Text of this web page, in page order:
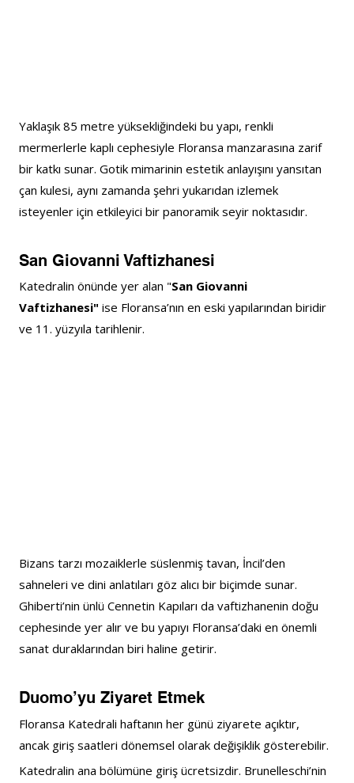
Yaklaşık 85 metre yüksekliğindeki bu yapı, renkli
mermerlerle kaplı cephesiyle Floransa manzarasına zarif
bir katkı sunar. Gotik mimarinin estetik anlayışını yansıtan
çan kulesi, aynı zamanda şehri yukarıdan izlemek
isteyenler için etkileyici bir panoramik seyir noktasıdır.
San Giovanni Vaftizhanesi
Katedralin önünde yer alan "San Giovanni
Vaftizhanesi" ise Floransa’nın en eski yapılarından biridir
ve 11. yüzyıla tarihlenir.
Bizans tarzı mozaiklerle süslenmiş tavan, İncil’den
sahneleri ve dini anlatıları göz alıcı bir biçimde sunar.
Ghiberti’nin ünlü Cennetin Kapıları da vaftizhanenin doğu
cephesinde yer alır ve bu yapıyı Floransa’daki en önemli
sanat duraklarından biri haline getirir.
Duomo’yu Ziyaret Etmek
Floransa Katedrali haftanın her günü ziyarete açıktır,
ancak giriş saatleri dönemsel olarak değişiklik gösterebilir.
Katedralin ana bölümüne giriş ücretsizdir. Brunelleschi’nin